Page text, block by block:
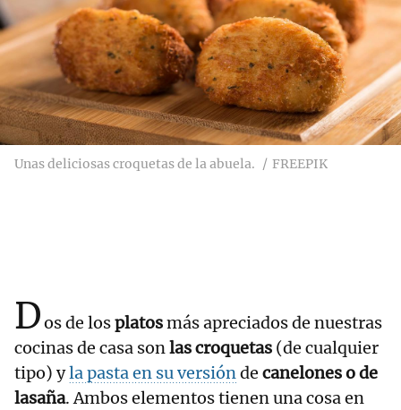
Unas deliciosas croquetas de la abuela. FREEPIK
Dos de losplatosmás apreciados de nuestras
cocinas de casa sonlas croquetas (de cualquier
tipo) yla pasta en su versiónde canelones o de
lasaña. Ambos elementos tienen una cosa en